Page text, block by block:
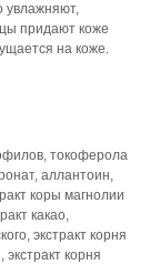
увлажняют,
придают коже
на коже.
токоферола
аллантоин,
коры магнолии
какао,
экстракт корня
экстракт корня